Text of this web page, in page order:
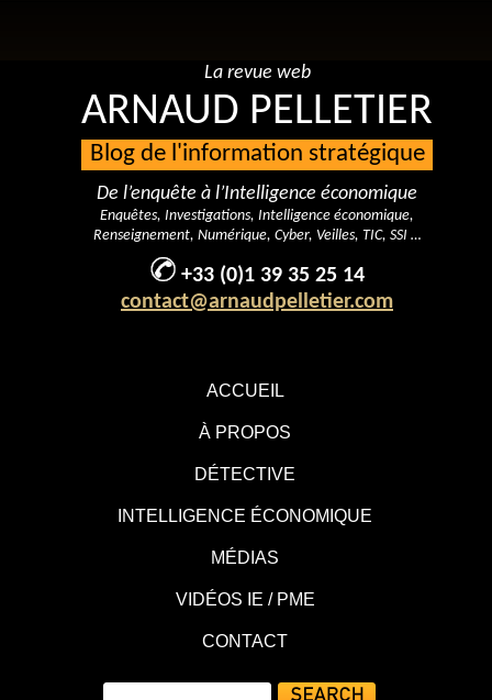
ACCUEIL
À PROPOS
DÉTECTIVE
INTELLIGENCE ÉCONOMIQUE
MÉDIAS
VIDÉOS IE / PME
CONTACT
La revue web
ARNAUD PELLETIER
Blog de l'information stratégique
De l’enquête à l’Intelligence économique
Enquêtes, Investigations, Intelligence économique,
Renseignement, Numérique, Cyber, Veilles, TIC, SSI …
+33 (0)1 39 35 25 14
contact@arnaudpelletier.com